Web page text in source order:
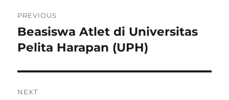
pos
PREVIOUS
Previous
post:
Beasiswa Atlet di Universitas
Pelita Harapan (UPH)
NEXT